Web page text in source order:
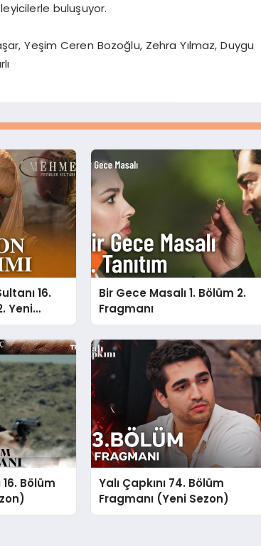
buluşuyor.
Yeşim Ceren Bozoğlu, Zehra Yılmaz, Duygu
16.
Yeni
Bir Gece Masalı 1. Bölüm 2.
Fragmanı
Bölüm
Yalı Çapkını 74. Bölüm
Fragmanı (Yeni Sezon)